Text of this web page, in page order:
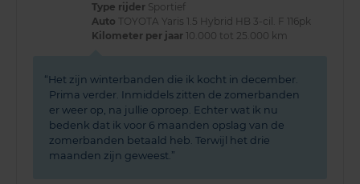
Type rijder Sportief
Auto TOYOTA Yaris 1.5 Hybrid HB 3-cil. F 116pk
Kilometer per jaar 10.000 tot 25.000 km
Het zijn winterbanden die ik kocht in december.
Prima verder. Inmiddels zitten de zomerbanden
er weer op, na jullie oproep. Echter wat ik nu
bedenk dat ik voor 6 maanden opslag van de
zomerbanden betaald heb. Terwijl het drie
maanden zijn geweest.